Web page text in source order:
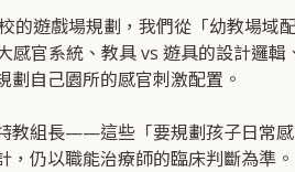
的遊戲場規劃，我們從「幼教場域
感官系統、教具 vs 遊具的設計邏
自己園所的感官刺激配置。
教組長——這些「要規劃孩子日常
仍以職能治療師的臨床判斷為準。